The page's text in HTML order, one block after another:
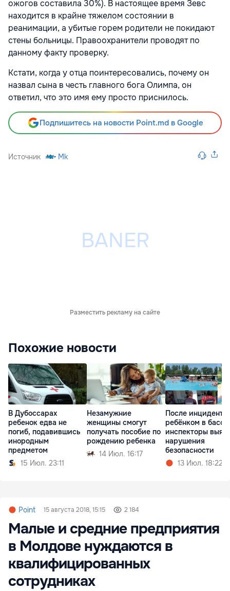
ожогов составила 30%). В настоящее время Зевс
находится в крайне тяжелом состоянии в
реанимации, а убитые горем родители не покидают
стены больницы. Правоохранители проводят по
данному факту проверку.
Кстати, когда у отца поинтересовались, почему он
назвал сына в честь главного бога Олимпа, он
ответил, что это имя ему просто приснилось.
Подпишитесь на новости Point.md в Google
Источник Mk
Разместить рекламу на сайте
Похожие новости
В Дубоссарах
ребенок едва не
погиб, подавившись
инородным
предметом
15 Июл. 23:11
Незамужние
женщины смогут
получать пособие по
рождению ребенка
14 Июл. 16:17
После инцидента
ребёнком в
инспекторы
нарушения
безопасности
13 Июл. 18:22
Point 15 августа 2018, 15:15 2 184
Малые и средние предприятия
в Молдове нуждаются в
квалифицированных
сотрудниках